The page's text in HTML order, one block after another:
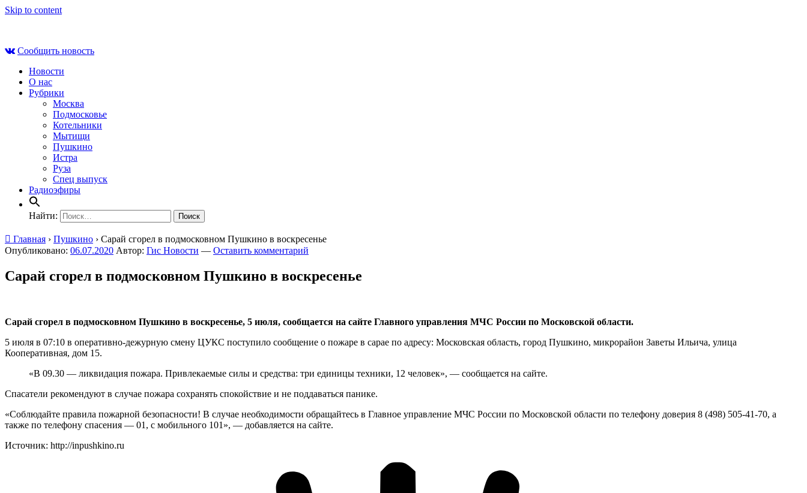
Skip to content
Сообщить новость
Новости
О нас
Рубрики
Москва
Подмосковье
Котельники
Мытищи
Пушкино
Истра
Руза
Спец выпуск
Радиоэфиры
Найти:
Главная › Пушкино › Сарай сгорел в подмосковном Пушкино в воскресенье
Опубликовано: 06.07.2020 Автор: Гис Новости — Оставить комментарий
Сарай сгорел в подмосковном Пушкино в воскресенье
Сарай сгорел в подмосковном Пушкино в воскресенье, 5 июля, сообщается на сайте Главного управления МЧС России по Московской области.
5 июля в 07:10 в оперативно-дежурную смену ЦУКС поступило сообщение о пожаре в сарае по адресу: Московская область, город Пушкино, микрорайон Заветы Ильича, улица
Кооперативная, дом 15.
«В 09.30 — ликвидация пожара. Привлекаемые силы и средства: три единицы техники, 12 человек», — сообщается на сайте.
Спасатели рекомендуют в случае пожара сохранять спокойствие и не поддаваться панике.
«Соблюдайте правила пожарной безопасности! В случае необходимости обращайтесь в Главное управление МЧС России по Московской области по телефону доверия 8 (498) 505-41-70, а
также по телефону спасения — 01, с мобильного 101», — добавляется на сайте.
Источник: http://inpushkino.ru